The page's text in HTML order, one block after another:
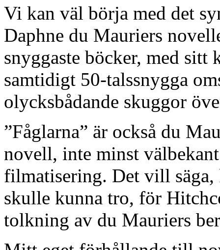
Vi kan väl börja med det
Daphne du Mauriers
snyggaste böcker, med
samtidigt 50-talssnygga
olycksbådande skuggor
”Fåglarna” är också du
novell, inte minst
filmatisering. Det vill säga,
skulle kunna tro, för
tolkning av du Mauriers